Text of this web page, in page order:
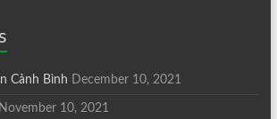
Cảnh Bình December 10, 2021
November 10, 2021